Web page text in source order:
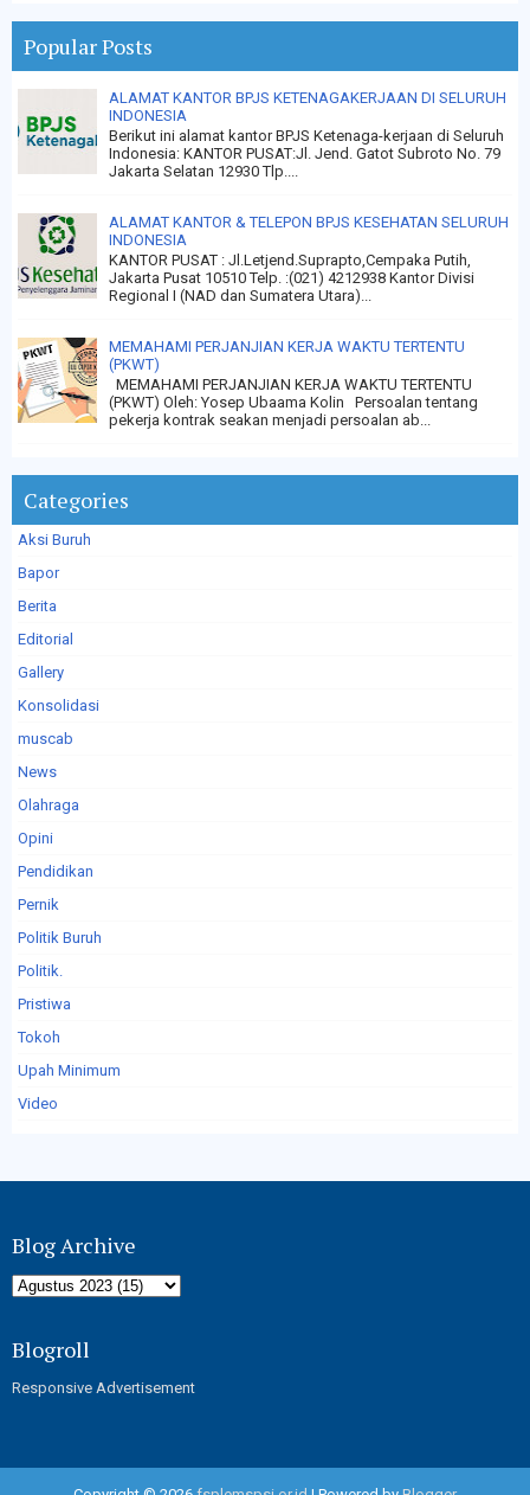
Popular Posts
ALAMAT KANTOR BPJS KETENAGAKERJAAN DI SELURUH
INDONESIA
Berikut ini alamat kantor BPJS Ketenaga-kerjaan di Seluruh
Indonesia: KANTOR PUSAT:Jl. Jend. Gatot Subroto No. 79
Jakarta Selatan 12930 Tlp....
ALAMAT KANTOR & TELEPON BPJS KESEHATAN SELURUH
INDONESIA
KANTOR PUSAT : Jl.Letjend.Suprapto,Cempaka Putih,
Jakarta Pusat 10510 Telp. :(021) 4212938 Kantor Divisi
Regional I (NAD dan Sumatera Utara)...
MEMAHAMI PERJANJIAN KERJA WAKTU TERTENTU
(PKWT)
MEMAHAMI PERJANJIAN KERJA WAKTU TERTENTU
(PKWT) Oleh: Yosep Ubaama Kolin Persoalan tentang
pekerja kontrak seakan menjadi persoalan ab...
Categories
Aksi Buruh
Bapor
Berita
Editorial
Gallery
Konsolidasi
muscab
News
Olahraga
Opini
Pendidikan
Pernik
Politik Buruh
Politik.
Pristiwa
Tokoh
Upah Minimum
Video
Blog Archive
Blogroll
Responsive Advertisement